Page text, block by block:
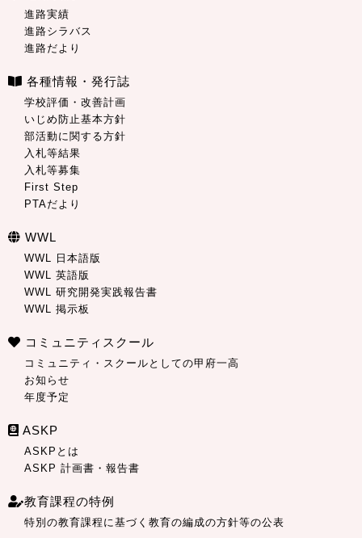
進路実績
進路シラバス
進路だより
各種情報・発行誌
学校評価・改善計画
いじめ防止基本方針
部活動に関する方針
入札等結果
入札等募集
First Step
PTAだより
WWL
WWL 日本語版
WWL 英語版
WWL 研究開発実践報告書
WWL 掲示板
コミュニティスクール
コミュニティ・スクールとしての甲府一高
お知らせ
年度予定
ASKP
ASKPとは
ASKP 計画書・報告書
教育課程の特例
特別の教育課程に基づく教育の編成の方針等の公表